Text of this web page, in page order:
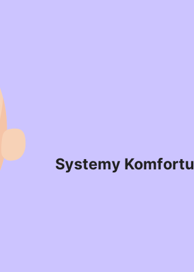
Systemy Komfortu